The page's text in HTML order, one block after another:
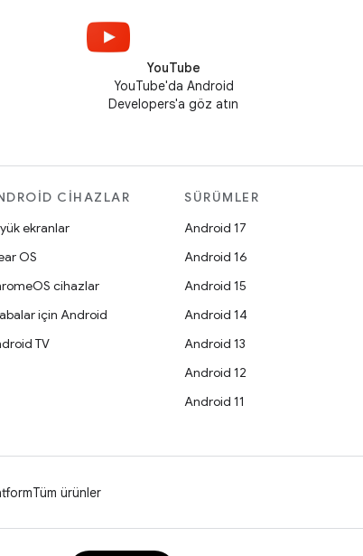
YouTube
YouTube'da Android
Developers'a göz atın
CIHAZLAR
ekranlar
OS
cihazlar
için Android
TV
SÜRÜMLER
Android 17
Android 16
Android 15
Android 14
Android 13
Android 12
Android 11
Tüm ürünler